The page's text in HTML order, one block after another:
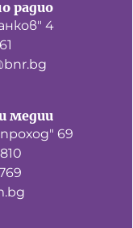
радио
4
медии
69